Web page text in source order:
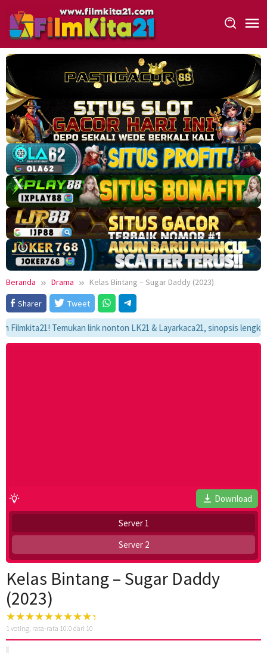
konten
Beranda Drama
Kelas Bintang – Sugar Daddy (2023)
Sharer
Tweet
Temukan link nonton LK21 & Layarkaca21, sinopsis
Download
Server 1
Server 2
Kelas Bintang – Sugar Daddy
(2023)
1 voting, rata-rata 10.0 dari 10